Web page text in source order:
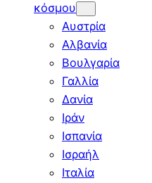
κόσμου
Αυστρία
Αλβανία
Βουλγαρία
Γαλλία
Δανία
Ιράν
Ισπανία
Ισραήλ
Ιταλία